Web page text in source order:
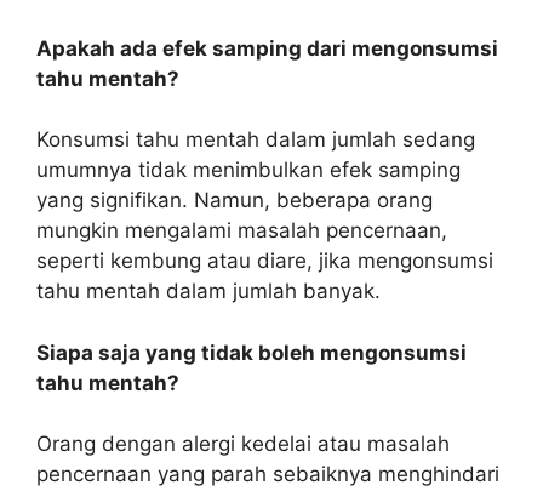
Apakah ada efek samping dari mengonsumsi
tahu mentah?
Konsumsi tahu mentah dalam jumlah sedang
umumnya tidak menimbulkan efek samping
yang signifikan. Namun, beberapa orang
mungkin mengalami masalah pencernaan,
seperti kembung atau diare, jika mengonsumsi
tahu mentah dalam jumlah banyak.
Siapa saja yang tidak boleh mengonsumsi
tahu mentah?
Orang dengan alergi kedelai atau masalah
pencernaan yang parah sebaiknya menghindari